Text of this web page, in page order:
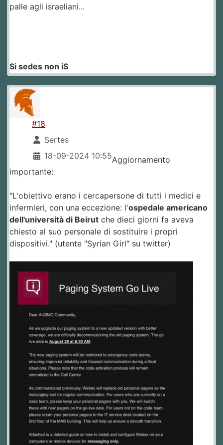
palle agli israeliani...
Si sedes non iS
#18
Sertes
18-09-2024 10:55Aggiornamento
importante:
"L'obiettivo erano i cercapersone di tutti i medici e
infermieri, con una eccezione: l'ospedale americano
dell'università di Beirut che dieci giorni fa aveva
chiesto al suo personale di sostituire i propri
dispositivi." (utente "Syrian Girl" su twitter)